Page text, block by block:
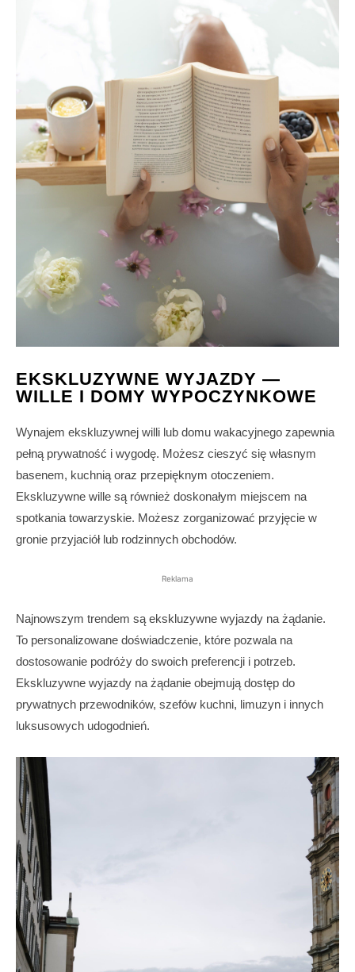
EKSKLUZYWNE WYJAZDY —
WILLE I DOMY WYPOCZYNKOWE
Wynajem ekskluzywnej willi lub domu wakacyjnego zapewnia
pełną prywatność i wygodę. Możesz cieszyć się własnym
basenem, kuchnią oraz przepięknym otoczeniem.
Ekskluzywne wille są również doskonałym miejscem na
spotkania towarzyskie. Możesz zorganizować przyjęcie w
gronie przyjaciół lub rodzinnych obchodów.
Reklama
Najnowszym trendem są ekskluzywne wyjazdy na żądanie.
To personalizowane doświadczenie, które pozwala na
dostosowanie podróży do swoich preferencji i potrzeb.
Ekskluzywne wyjazdy na żądanie obejmują dostęp do
prywatnych przewodników, szefów kuchni, limuzyn i innych
luksusowych udogodnień.